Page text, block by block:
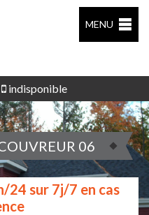
MENU
indisponible
06
24 sur 7j/7 en cas